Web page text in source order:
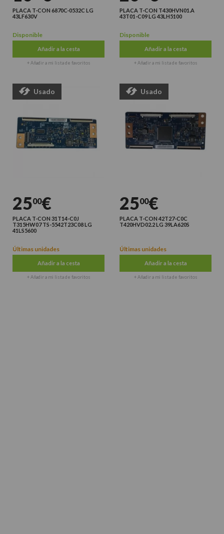
PLACA T-CON 6870C-0532C LG
43LF630V
Disponible
Añadir a la cesta
+ Añadir a mi lista de favoritos
PLACA T-CON T430HVN01.A
43T01-C09 LG 43LH5100
Disponible
Añadir a la cesta
+ Añadir a mi lista de favoritos
Usado
2500€
PLACA T-CON 31T14-C0J
T315HW07 TS-5542T23C08 LG
41LS5600
Últimas unidades
Añadir a la cesta
+ Añadir a mi lista de favoritos
Usado
2500€
PLACA T-CON 42T27-C0C
T420HVD02.2 LG 39LA620S
Últimas unidades
Añadir a la cesta
+ Añadir a mi lista de favoritos